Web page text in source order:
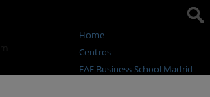
Home
Centros
EAE Business School Madrid